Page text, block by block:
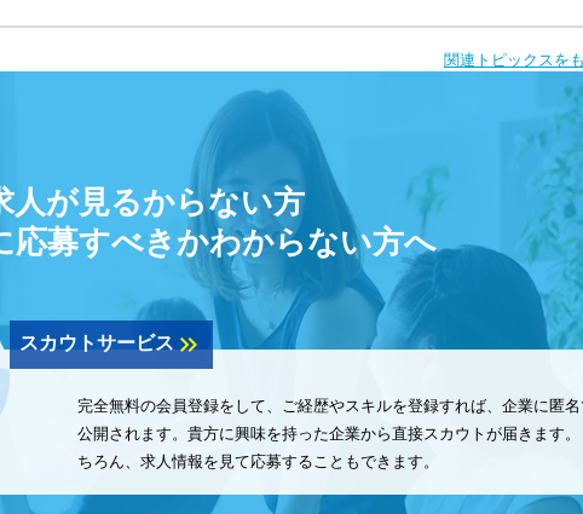
関連トピックスを
人が見るからない方
応募すべきかわからない方へ
スカウトサービスkeyboard_double_arrow_right
完全無料の会員登録をして、ご経歴やスキルを登録すれば、企業に匿
公開されます。貴方に興味を持った企業から直接スカウトが届きます。
ちろん、求人情報を見て応募することもできます。